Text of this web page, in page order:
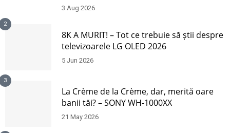
3 Aug 2026
2
8K A MURIT! – Tot ce trebuie să știi despre
televizoarele LG OLED 2026
5 Jun 2026
3
La Crème de la Crème, dar, merită oare
banii tăi? – SONY WH-1000XX
21 May 2026